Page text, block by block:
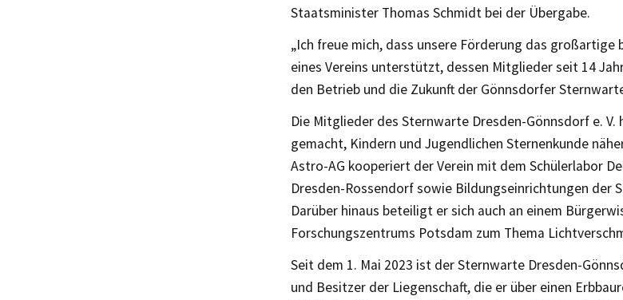
Staatsminister Thomas Schmidt bei der Übergabe.
„Ich freue mich, dass unsere Förderung das großartige
eines Vereins unterstützt, dessen Mitglieder seit 14
den Betrieb und die Zukunft der Gönnsdorfer
Die Mitglieder des Sternwarte Dresden-Gönnsdorf e. V.
gemacht, Kindern und Jugendlichen Sternenkunde
Astro-AG kooperiert der Verein mit dem Schülerlabor
Dresden-Rossendorf sowie Bildungseinrichtungen der
Darüber hinaus beteiligt er sich auch an einem
Forschungszentrums Potsdam zum Thema
Seit dem 1. Mai 2023 ist der Sternwarte Dresden-
und Besitzer der Liegenschaft, die er über einen